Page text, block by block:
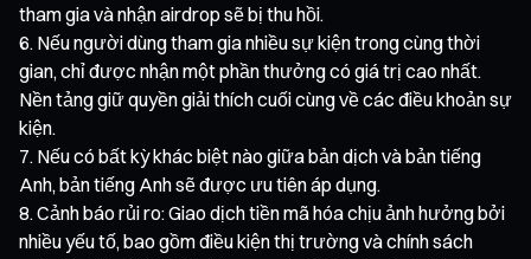
tham gia và nhận airdrop sẽ bị thu hồi.
Nếu người dùng tham gia nhiều sự kiện trong cùng thời
gian, chỉ được nhận một phần thưởng có giá trị cao nhất.
Nền tảng giữ quyền giải thích cuối cùng về các điều khoản sự
kiện.
Nếu có bất kỳ khác biệt nào giữa bản dịch và bản tiếng
Anh, bản tiếng Anh sẽ được ưu tiên áp dụng.
Cảnh báo rủi ro: Giao dịch tiền mã hóa chịu ảnh hưởng bởi
nhiều yếu tố, bao gồm điều kiện thị trường và chính sách